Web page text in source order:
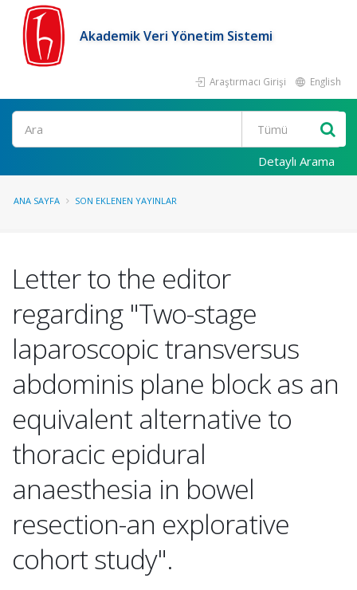
Akademik Veri Yönetim Sistemi
Araştırmacı Girişi English
Ara
Detaylı Arama
ANA SAYFA SON EKLENEN YAYINLAR
Letter to the editor
regarding "Two-stage
laparoscopic transversus
abdominis plane block as an
equivalent alternative to
thoracic epidural
anaesthesia in bowel
resection-an explorative
cohort study".